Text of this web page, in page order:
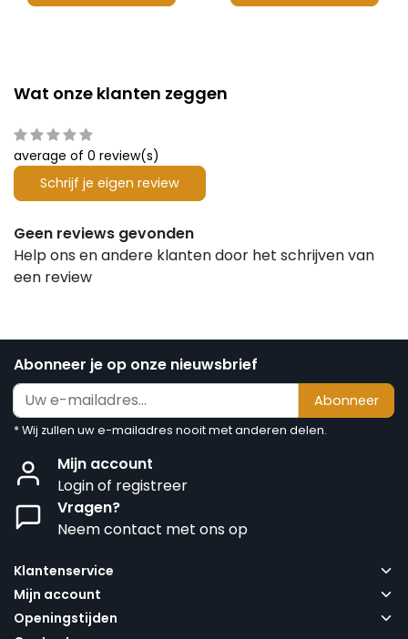
Wat onze klanten zeggen
average of 0 review(s)
Schrijf je eigen review
Geen reviews gevonden
Help ons en andere klanten door het schrijven van
een review
Abonneer je op onze nieuwsbrief
Abonneer
* Wij zullen uw e-mailadres nooit met anderen delen.
Mijn account
Login of registreer
Vragen?
Neem contact met ons op
Klantenservice
Mijn account
Openingstijden